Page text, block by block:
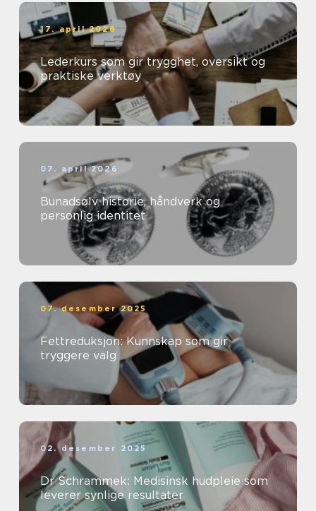
17. april 2026
Lederkurs som gir trygghet, oversikt og
praktiske verktøy
07. april 2026
Bunadsølv historie, håndverk og
personlig identitet
07. desember 2025
Fettreduksjon: Kunnskap som gir
tryggere valg
02. desember 2025
Dr Schrammek: Medisinsk hudpleie som
leverer synlige resultater